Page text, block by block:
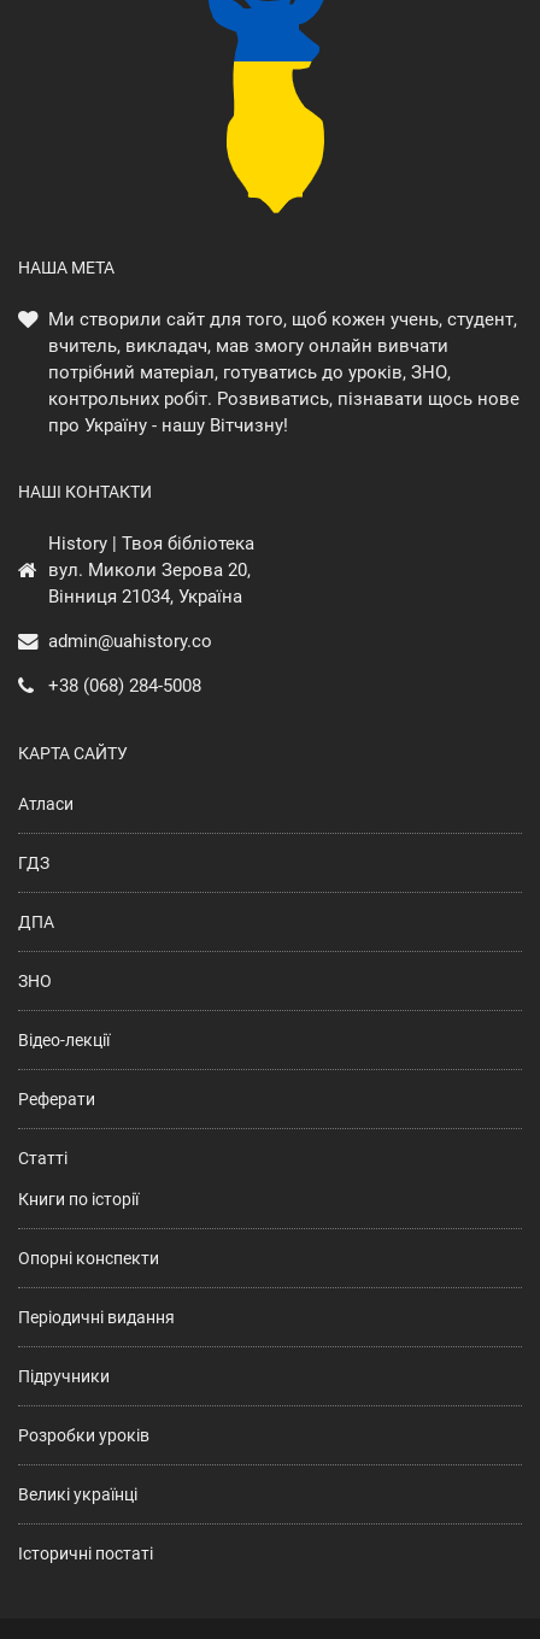
НАША МЕТА
Ми створили сайт для того, щоб кожен учень, студент,
вчитель, викладач, мав змогу онлайн вивчати
потрібний матеріал, готуватись до уроків, ЗНО,
контрольних робіт. Розвиватись, пізнавати щось нове
про Україну - нашу Вітчизну!
НАШІ КОНТАКТИ
History | Твоя бібліотека
вул. Миколи Зерова 20,
Вінниця 21034, Україна
admin@uahistory.co
+38 (068) 284-5008
КАРТА САЙТУ
Атласи
ГДЗ
ДПА
ЗНО
Відео-лекції
Реферати
Статті
Книги по історії
Опорні конспекти
Періодичні видання
Підручники
Розробки уроків
Великі українці
Історичні постаті